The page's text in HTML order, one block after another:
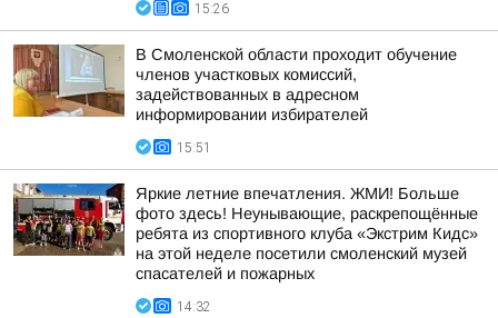
15:26
В Смоленской области проходит обучение
членов участковых комиссий,
задействованных в адресном
информировании избирателей
15:51
Яркие летние впечатления. ЖМИ! Больше
фото здесь! Неунывающие, раскрепощённые
ребята из спортивного клуба «Экстрим Кидс»
на этой неделе посетили смоленский музей
спасателей и пожарных
14:32